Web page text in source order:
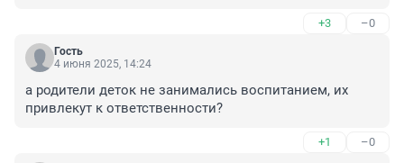
+3 –0
Гость
4 июня 2025, 14:24
а родители деток не занимались воспитанием, их
привлекут к ответственности?
+1 –0